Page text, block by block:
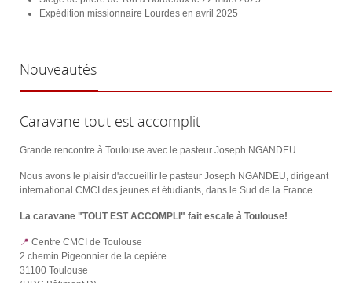
Expédition missionnaire Lourdes en avril 2025
Nouveautés
Caravane tout est accomplit
Grande rencontre à Toulouse avec le pasteur Joseph NGANDEU
Nous avons le plaisir d'accueillir le pasteur Joseph NGANDEU, dirigeant
international CMCI des jeunes et étudiants, dans le Sud de la France.
La caravane "TOUT EST ACCOMPLI" fait escale à Toulouse!
📍 Centre CMCI de Toulouse
2 chemin Pigeonnier de la cepière
31100 Toulouse